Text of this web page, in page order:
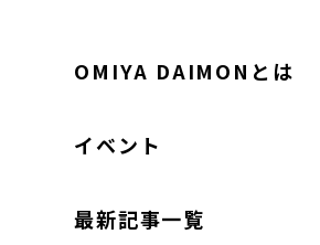
OMIYA DAIMONとは
イベント
最新記事一覧